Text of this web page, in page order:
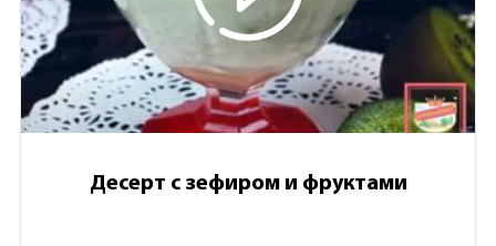
Десерт с зефиром и фруктами